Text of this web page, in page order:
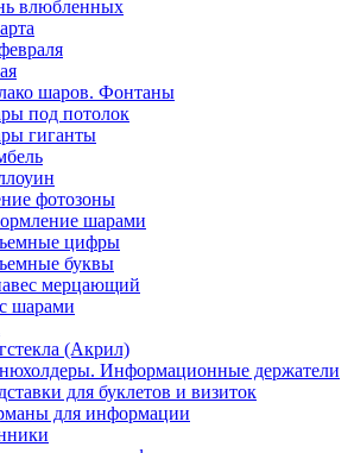
влюбленных
шаров. Фонтаны
под потолок
гиганты
фотозоны
шарами
цифры
буквы
мерцающий
шарами
(Акрил)
Информационные держатели
для буклетов и визиток
для информации